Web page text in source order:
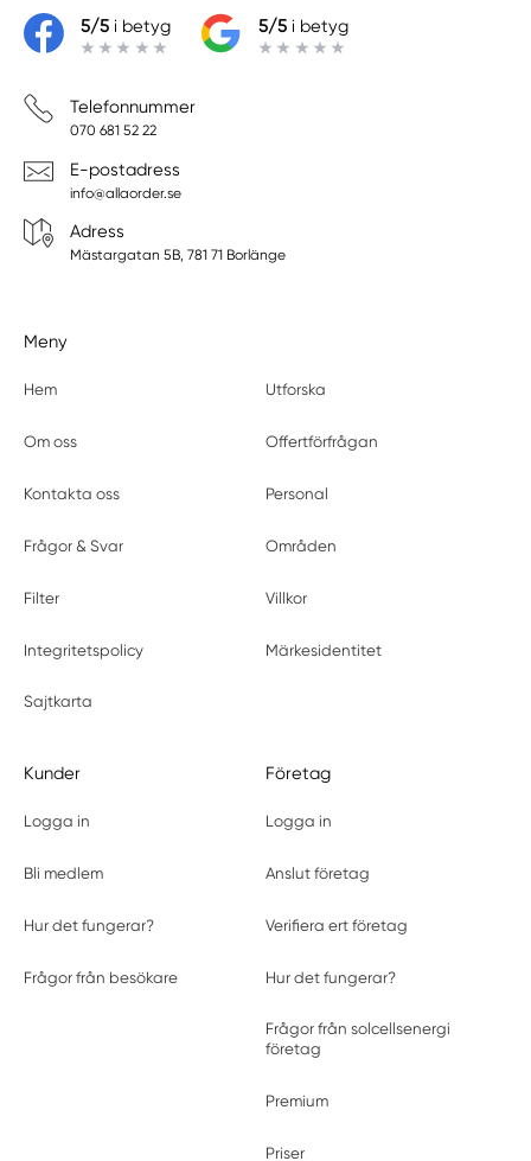
5/5i betyg 5/5i betyg
Telefonnummer
070 681 52 22
E-postadress
info@allaorder.se
Adress
Mästargatan 5B, 781 71 Borlänge
Meny
Hem Utforska
Om oss Offertförfrågan
Kontakta oss Personal
Frågor & Svar Områden
Filter Villkor
Integritetspolicy Märkesidentitet
Sajtkarta
Kunder
Logga in
Bli medlem
Hur det fungerar?
Frågor från besökare
Företag
Logga in
Anslut företag
Verifiera ert företag
Hur det fungerar?
Frågor från solcellsenergi
företag
Premium
Priser